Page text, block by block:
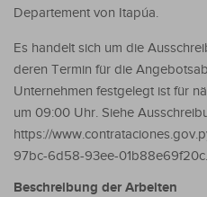
Departement von Itapúa.
Es handelt sich um die
deren Termin für die
Unternehmen festgelegt ist für
um 09:00 Uhr. Siehe
https://
97bc-6d58-93ee-
Beschreibung der Arbeiten